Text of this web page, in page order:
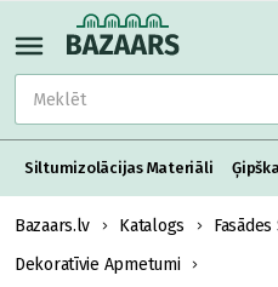
Siltumizolācijas Materiāli
Bazaars.lv Katalogs
Dekoratīvie Apmetumi